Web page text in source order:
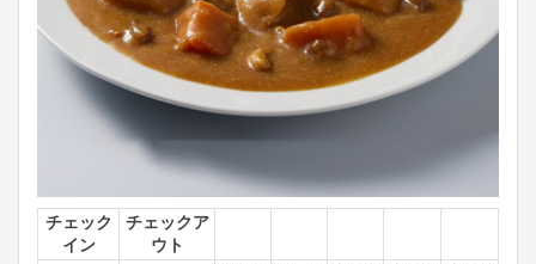
チェック
イン
チェックア
ウト